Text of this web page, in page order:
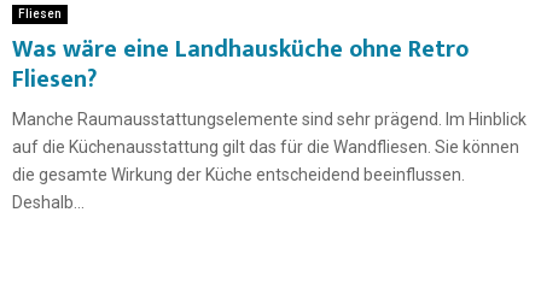
Fliesen
Was wäre eine Landhausküche ohne Retro
Fliesen?
Manche Raumausstattungselemente sind sehr prägend. Im Hinblick
auf die Küchenausstattung gilt das für die Wandfliesen. Sie können
die gesamte Wirkung der Küche entscheidend beeinflussen.
Deshalb...